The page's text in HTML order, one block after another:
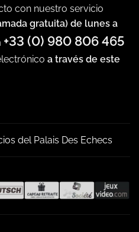
con nuestro servicio
gratuita) de lunes a
+33 (0) 980 806 465
a través de este
del Palais Des Echecs